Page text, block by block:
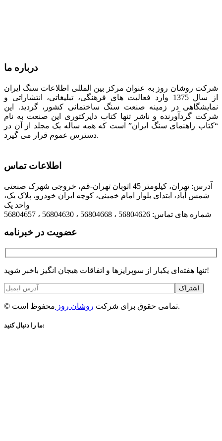
درباره ما
شرکت روشان روز به عنوان مرکز بین المللی اطلاعات سنگ ایران
از سال 1375 وارد فعالیت های فرهنگی، تبلیغاتی، انتشاراتی و
نمایشگاهی در زمینه صنعت سنگ ساختمانی کشور، گردید. این
شرکت گردآورنده و ناشر تنها کتاب دایرکتوری این صنعت به نام
“کتاب راهنمای سنگ ایران” است که همه ساله یک مجلد از آن در
دسترس عموم قرار می گیرد.
اطلاعات تماس
آدرس: تهران، کیلومتر 45 اتوبان تهران-قم، خروجی شهرک صنعتی
شمس آباد، ابتدای بلوار امام خمینی، کوچه ایران خودرو، پلاک یک،
واحد یک
شماره های تماس: 56804626 ، 56804668 ، 56804630 ، 56804657
عضویت در خبرنامه
تنها هفته‌ای یکبار از سوپرایزها و اتفاقات هیجان انگیز باخبر شوید!
اشتراک
© تمامی حقوق برای شرکت روشان روز محفوظ است.
ما را دنبال کنید: